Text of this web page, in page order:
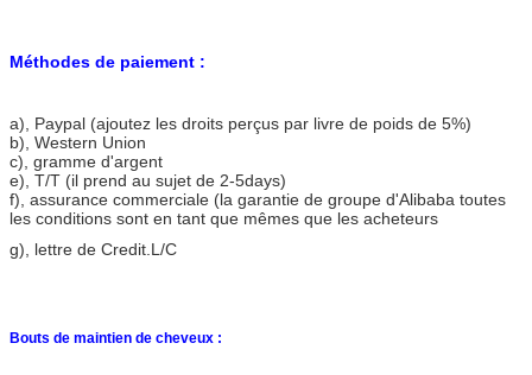
Méthodes de paiement :
a), Paypal (ajoutez les droits perçus par livre de poids de 5%)
b), Western Union
c), gramme d'argent
e), T/T (il prend au sujet de 2-5days)
f), assurance commerciale (la garantie de groupe d'Alibaba toutes
les conditions sont en tant que mêmes que les acheteurs
g), lettre de Credit.L/C
Bouts de maintien de cheveux :